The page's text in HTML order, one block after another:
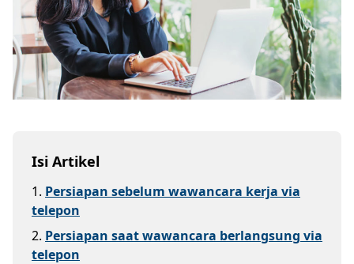
Isi Artikel
1. Persiapan sebelum wawancara kerja via
telepon
2. Persiapan saat wawancara berlangsung via
telepon